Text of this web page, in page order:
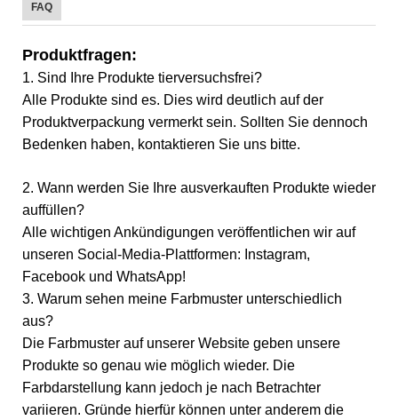
FAQ
Produktfragen:
1. Sind Ihre Produkte tierversuchsfrei?
Alle Produkte sind es. Dies wird deutlich auf der
Produktverpackung vermerkt sein. Sollten Sie dennoch
Bedenken haben, kontaktieren Sie uns bitte.
2. Wann werden Sie Ihre ausverkauften Produkte wieder
auffüllen?
Alle wichtigen Ankündigungen veröffentlichen wir auf
unseren Social-Media-Plattformen: Instagram,
Facebook und WhatsApp!
3. Warum sehen meine Farbmuster unterschiedlich
aus?
Die Farbmuster auf unserer Website geben unsere
Produkte so genau wie möglich wieder. Die
Farbdarstellung kann jedoch je nach Betrachter
variieren. Gründe hierfür können unter anderem die